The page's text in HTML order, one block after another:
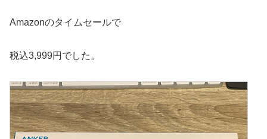
Amazonのタイムセールで
税込3,999円でした。